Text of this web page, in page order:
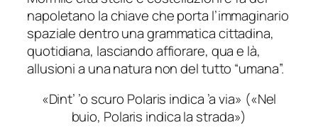
napoletano la chiave che porta l’immaginario
spaziale dentro una grammatica cittadina,
quotidiana, lasciando affiorare, qua e là,
allusioni a una natura non del tutto “umana”.
«Dint’ ’o scuro Polaris indica ’a via» («Nel
buio, Polaris indica la strada»)